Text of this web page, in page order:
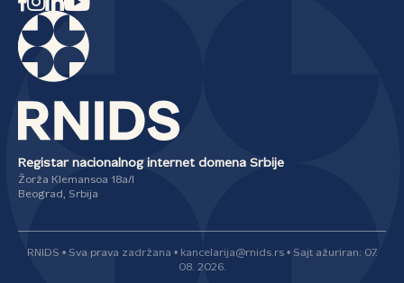
Registar nacionalnog internet domena Srbije
Žorža Klemansoa 18a/I
Beograd, Srbija
RNIDS • Sva prava zadržana • kancelarija@rnids.rs • Sajt ažuriran: 07.
08. 2026.